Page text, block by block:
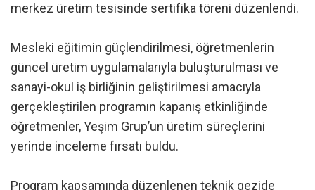
merkez üretim tesisinde sertifika töreni düzenlendi.
Mesleki eğitimin güçlendirilmesi, öğretmenlerin
güncel üretim uygulamalarıyla buluşturulması ve
sanayi-okul iş birliğinin geliştirilmesi amacıyla
gerçekleştirilen programın kapanış etkinliğinde
öğretmenler, Yeşim Grup’un üretim süreçlerini
yerinde inceleme fırsatı buldu.
Program kapsamında düzenlenen teknik gezide